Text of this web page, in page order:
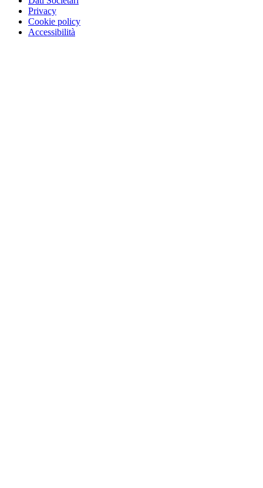
Privacy
Cookie policy
Accessibilità